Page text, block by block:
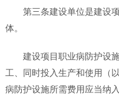
第三条建设单位是建设
体。
建设项目职业病防护设
工、同时投入生产和使用（
病防护设施所需费用应当纳